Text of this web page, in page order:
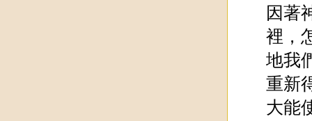
因著
裡，
地我
重新
大能